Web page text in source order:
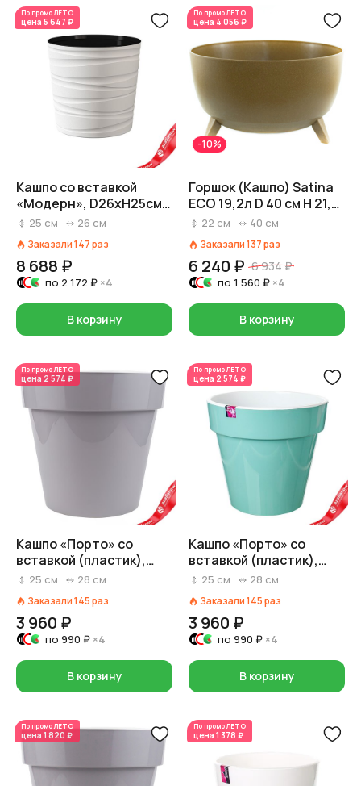
По промоЛЕТО
цена 5 647 ₽
Кашпо со вставкой
«Модерн», D26xH25см,
8л, белый
25 см 26 см
Заказали147раз
8 688 ₽
по 2 172 ₽ ×4
В корзину
По промоЛЕТО
цена 4 056 ₽
-10%
Горшок (Кашпо) Satina
ECO 19,2л D 40 см H 21,5
см Коричневый
22 см 40 см
Заказали137раз
6 240 ₽ 6 934 ₽
по 1 560 ₽ ×4
В корзину
По промоЛЕТО
цена 2 574 ₽
Кашпо «Порто» со
вставкой (пластик),
D27,5хH25см, 9л,
25 см 28 см
Заказали145раз
3 960 ₽
по 990 ₽ ×4
В корзину
По промоЛЕТО
цена 2 574 ₽
Кашпо «Порто» со
вставкой (пластик),
D27,5хH25см, 9л,
25 см 28 см
Заказали145раз
3 960 ₽
по 990 ₽ ×4
В корзину
По промоЛЕТО
цена 1 820 ₽
По промоЛЕТО
цена 1 378 ₽